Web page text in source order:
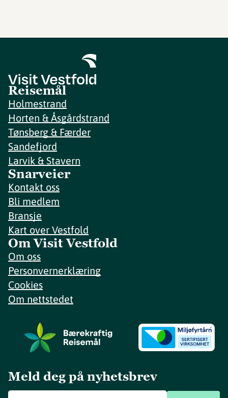
Reisemål
Holmestrand
Horten & Åsgårdstrand
Tønsberg & Færder
Sandefjord
Larvik & Stavern
Snarveier
Kontakt oss
Bli medlem
Bransje
Kart over Vestfold
Om Visit Vestfold
Om oss
Personvernerklæring
Cookies
Om nettstedet
Meld deg på nyhetsbrev